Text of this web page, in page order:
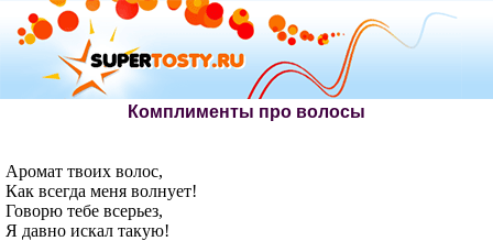
Комплименты про волосы
Аромат твоих волос,
Как всегда меня волнует!
Говорю тебе всерьез,
Я давно искал такую!